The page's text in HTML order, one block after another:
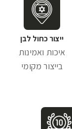
ייצור כחול לבן
איכות ואמינות
בייצור מקומי